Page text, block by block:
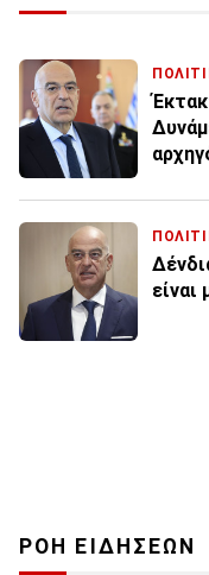
ΡΟΗ ΕΙΔΗΣΕΩΝ